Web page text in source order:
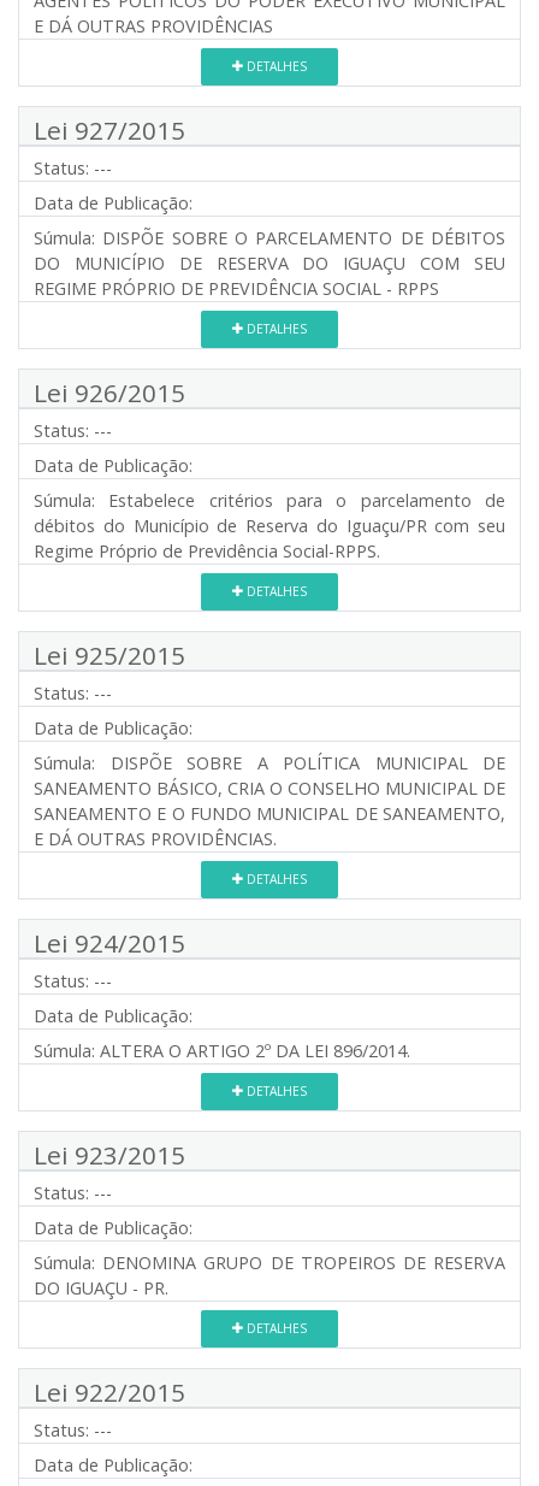
E DÁ OUTRAS PROVIDÊNCIAS
DETALHES
Lei 927/2015
Status: ---
Data de Publicação:
Súmula: DISPÕE SOBRE O PARCELAMENTO DE DÉBITOS
DO MUNICÍPIO DE RESERVA DO IGUAÇU COM SEU
REGIME PRÓPRIO DE PREVIDÊNCIA SOCIAL - RPPS
DETALHES
Lei 926/2015
Status: ---
Data de Publicação:
Súmula: Estabelece critérios para o parcelamento de
débitos do Município de Reserva do Iguaçu/PR com seu
Regime Próprio de Previdência Social-RPPS.
DETALHES
Lei 925/2015
Status: ---
Data de Publicação:
Súmula: DISPÕE SOBRE A POLÍTICA MUNICIPAL DE
SANEAMENTO BÁSICO, CRIA O CONSELHO MUNICIPAL DE
SANEAMENTO E O FUNDO MUNICIPAL DE SANEAMENTO,
E DÁ OUTRAS PROVIDÊNCIAS.
DETALHES
Lei 924/2015
Status: ---
Data de Publicação:
Súmula: ALTERA O ARTIGO 2º DA LEI 896/2014.
DETALHES
Lei 923/2015
Status: ---
Data de Publicação:
Súmula: DENOMINA GRUPO DE TROPEIROS DE RESERVA
DO IGUAÇU - PR.
DETALHES
Lei 922/2015
Status: ---
Data de Publicação: